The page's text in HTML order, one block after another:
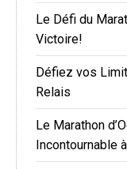
Le Défi du
Victoire!
Défiez vos
Relais
Le Marathon
Incontournable